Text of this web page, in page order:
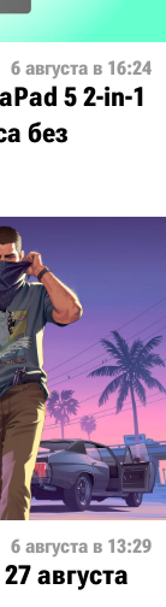
6 августа в 16:24
5 2-in-1
без
6 августа в 13:29
августа